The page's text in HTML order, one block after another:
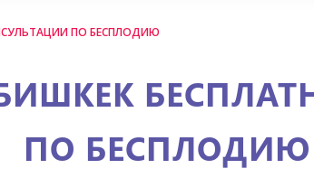
ПО БЕСПЛОДИЮ
ПО БЕСПЛОДИЮ